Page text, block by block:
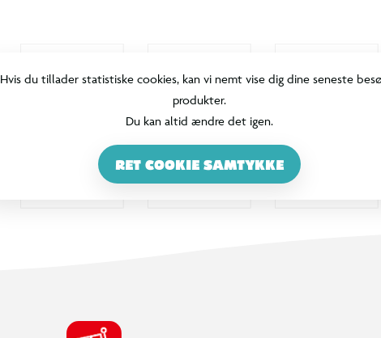
Hvis du tillader statistiske cookies, kan vi nemt vise dig dine seneste
produkter.
Du kan altid ændre det igen.
RET COOKIE SAMTYKKE